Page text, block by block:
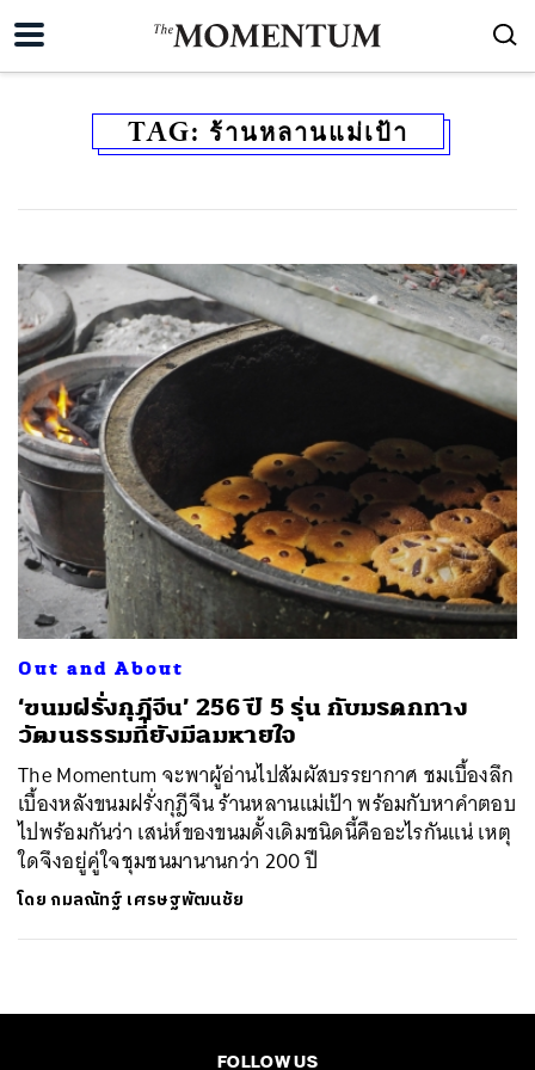
TAG: ร้านหลานแม่เป้า
Out and About
‘ขนมฝรั่งกุฎีจีน’ 256 ปี 5 รุ่น กับมรดกทาง
วัฒนธรรมที่ยังมีลมหายใจ
The Momentum จะพาผู้อ่านไปสัมผัสบรรยากาศ ชมเบื้องลึก
เบื้องหลังขนมฝรั่งกุฎีจีน ร้านหลานแม่เป้า พร้อมกับหาคำตอบ
ไปพร้อมกันว่า เสน่ห์ของขนมดั้งเดิมชนิดนี้คืออะไรกันแน่ เหตุ
ใดจึงอยู่คู่ใจชุมชนมานานกว่า 200 ปี
โดย กมลณัทฐ์ เศรษฐพัฒนชัย
FOLLOW US
ค้นหา
SHARE TWEET LINE EMAIL